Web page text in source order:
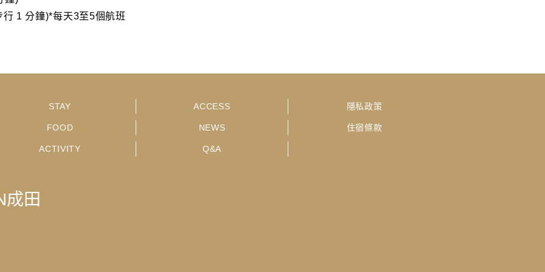
1 分鐘)*每天3至5個航班
STAY
FOOD
ACTIVITY
ACCESS
NEWS
Q&A
隱私政策
住宿條款
成田